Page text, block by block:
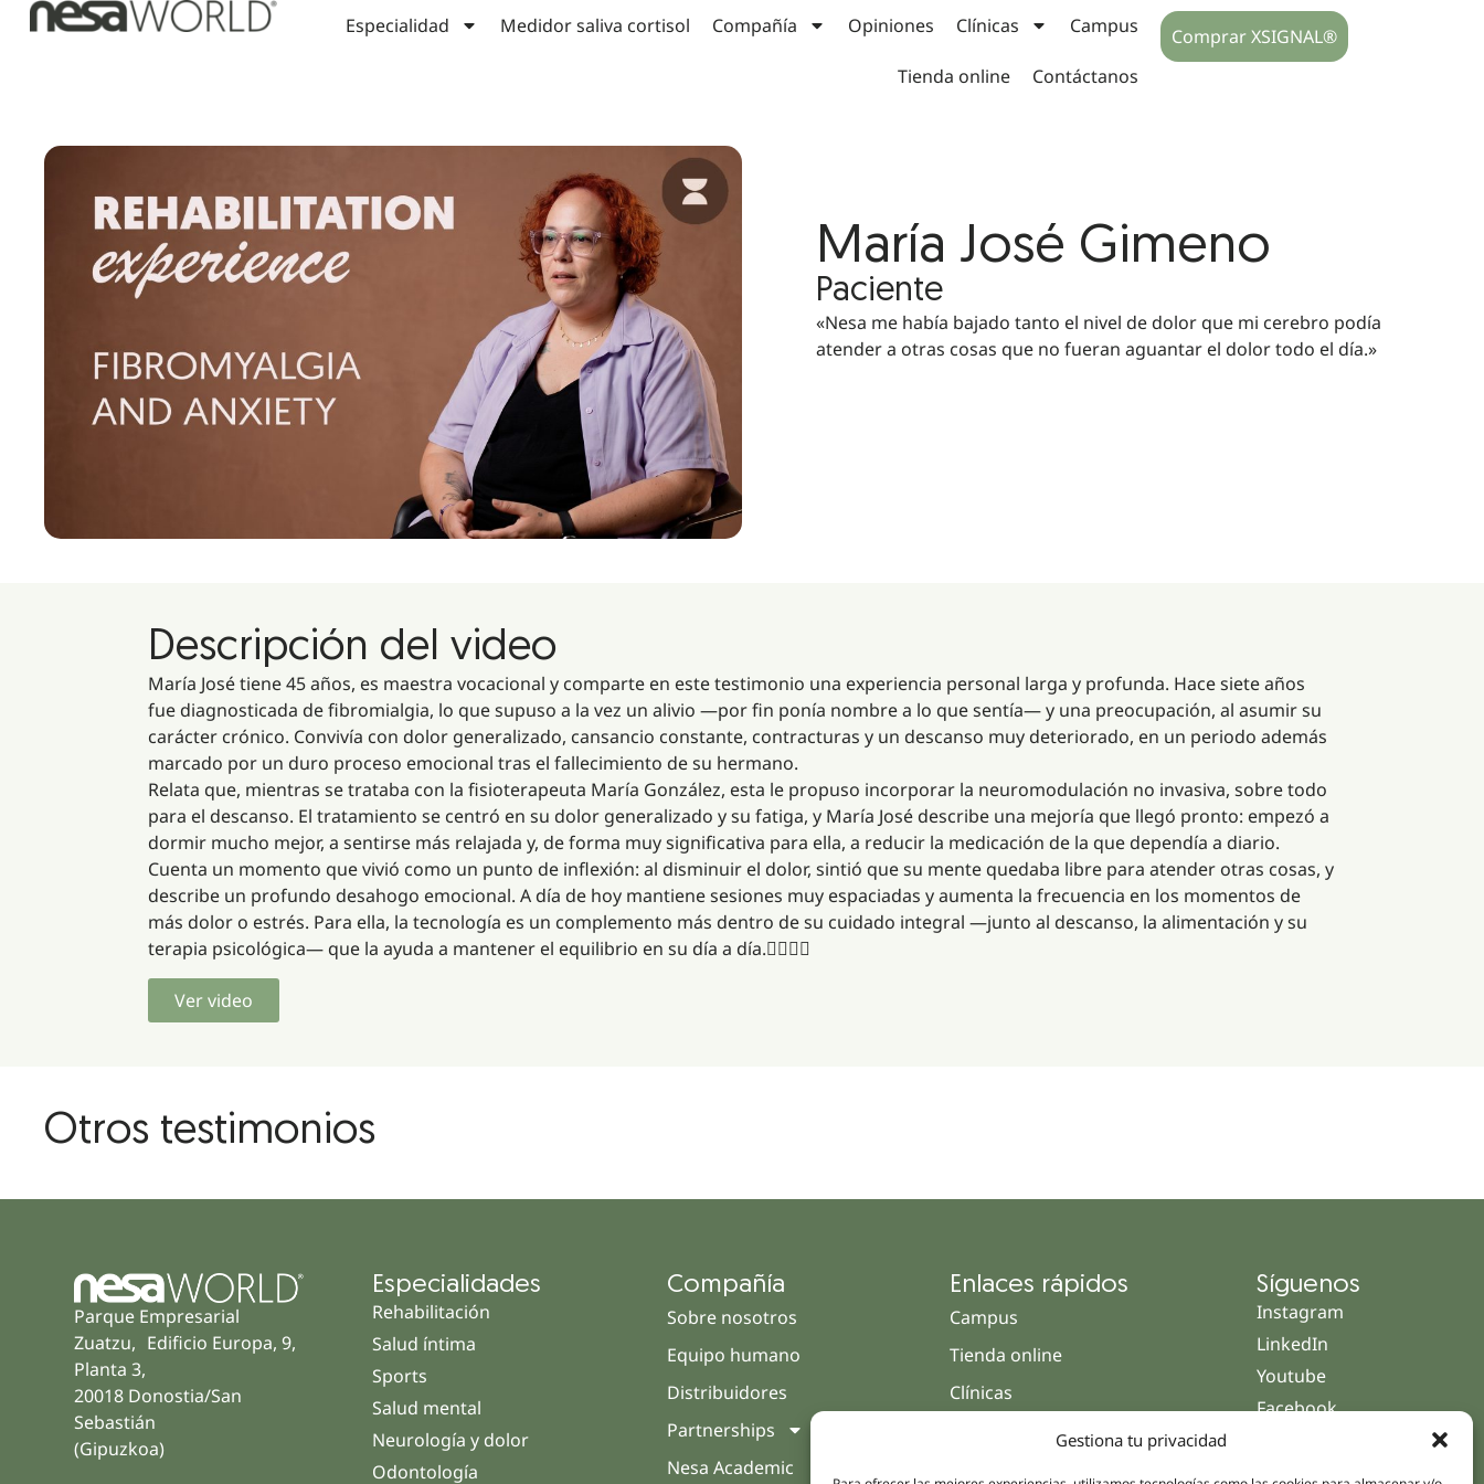
Gestiona tu privacidad
Especialidad Medidor saliva cortisol Compañía Opiniones Clínicas Campus
Tienda online Contáctanos
Comprar XSIGNAL®
María José Gimeno
Paciente
«Nesa me había bajado tanto el nivel de dolor que mi cerebro podía
atender a otras cosas que no fueran aguantar el dolor todo el día.»
Descripción del video
María José tiene 45 años, es maestra vocacional y comparte en este testimonio una experiencia personal larga y profunda. Hace siete años
fue diagnosticada de fibromialgia, lo que supuso a la vez un alivio —por fin ponía nombre a lo que sentía— y una preocupación, al asumir su
carácter crónico. Convivía con dolor generalizado, cansancio constante, contracturas y un descanso muy deteriorado, en un periodo además
marcado por un duro proceso emocional tras el fallecimiento de su hermano.
Relata que, mientras se trataba con la fisioterapeuta María González, esta le propuso incorporar la neuromodulación no invasiva, sobre todo
para el descanso. El tratamiento se centró en su dolor generalizado y su fatiga, y María José describe una mejoría que llegó pronto: empezó a
dormir mucho mejor, a sentirse más relajada y, de forma muy significativa para ella, a reducir la medicación de la que dependía a diario.
Cuenta un momento que vivió como un punto de inflexión: al disminuir el dolor, sintió que su mente quedaba libre para atender otras cosas, y
describe un profundo desahogo emocional. A día de hoy mantiene sesiones muy espaciadas y aumenta la frecuencia en los momentos de
más dolor o estrés. Para ella, la tecnología es un complemento más dentro de su cuidado integral —junto al descanso, la alimentación y su
terapia psicológica— que la ayuda a mantener el equilibrio en su día a día.
Ver video
Otros testimonios
Parque Empresarial
Zuatzu, Edificio Europa, 9,
Planta 3,
20018 Donostia/San
Sebastián
(Gipuzkoa)
Especialidades
Rehabilitación
Salud íntima
Sports
Salud mental
Neurología y dolor
Odontología
Compañía
Sobre nosotros
Equipo humano
Distribuidores
Partnerships
Nesa Academic
Enlaces rápidos
Campus
Tienda online
Clínicas
Tratamientos pacientes
Síguenos
Instagram
LinkedIn
Youtube
Facebook